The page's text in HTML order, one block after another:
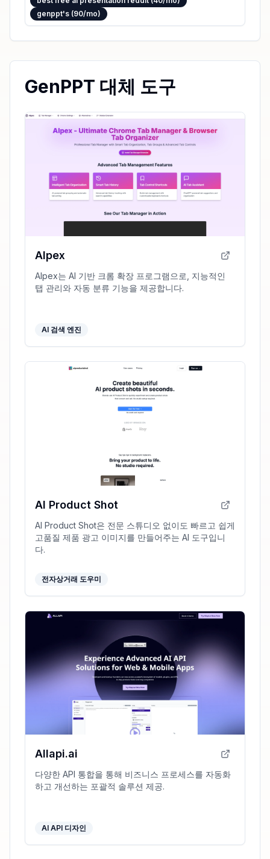
genppt's (90/mo)
GenPPT 대체 도구
AIpex
AIpex는 AI 기반 크롬 확장 프로그램으로, 지능적인
탭 관리와 자동 분류 기능을 제공합니다.
AI 검색 엔진
AI Product Shot
AI Product Shot은 전문 스튜디오 없이도 빠르고 쉽게
고품질 제품 광고 이미지를 만들어주는 AI 도구입니
다.
전자상거래 도우미
Allapi.ai
다양한 API 통합을 통해 비즈니스 프로세스를 자동화
하고 개선하는 포괄적 솔루션 제공.
AI API 디자인